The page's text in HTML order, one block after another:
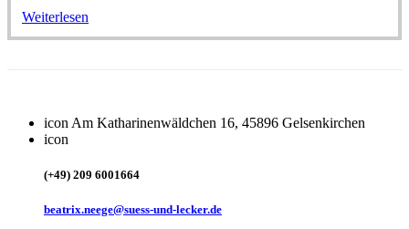
Weiterlesen
icon Am Katharinenwäldchen 16, 45896 Gelsenkirchen
icon
(+49) 209 6001664
beatrix.neege@suess-und-lecker.de